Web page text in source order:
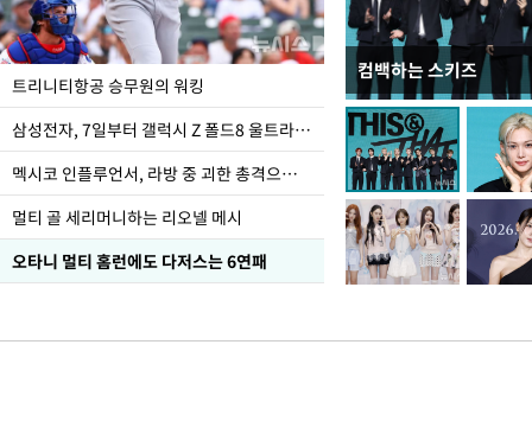
트리니티항공 승무원의 워킹
삼성전자, 7일부터 갤럭시 Z 폴드8 울트라·폴드8·플립8 출시
멕시코 인플루언서, 라방 중 괴한 총격으로 사망
멀티 골 세리머니하는 리오넬 메시
오타니 멀티 홈런에도 다저스는 6연패
컴백하는 스키즈
입추 하루 앞둔 전남
폭염